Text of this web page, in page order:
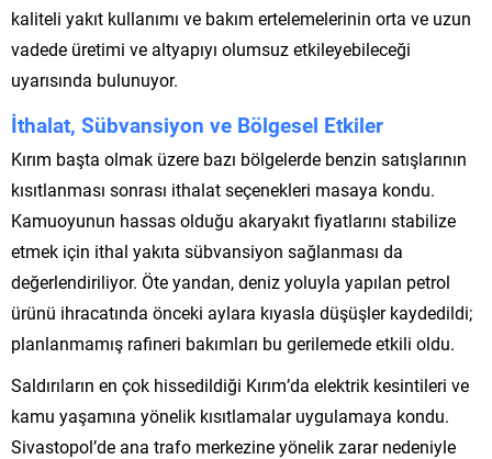
kaliteli yakıt kullanımı ve bakım ertelemelerinin orta ve uzun
vadede üretimi ve altyapıyı olumsuz etkileyebileceği
uyarısında bulunuyor.
İthalat, Sübvansiyon ve Bölgesel Etkiler
Kırım başta olmak üzere bazı bölgelerde benzin satışlarının
kısıtlanması sonrası ithalat seçenekleri masaya kondu.
Kamuoyunun hassas olduğu akaryakıt fiyatlarını stabilize
etmek için ithal yakıta sübvansiyon sağlanması da
değerlendiriliyor. Öte yandan, deniz yoluyla yapılan petrol
ürünü ihracatında önceki aylara kıyasla düşüşler kaydedildi;
planlanmamış rafineri bakımları bu gerilemede etkili oldu.
Saldırıların en çok hissedildiği Kırım’da elektrik kesintileri ve
kamu yaşamına yönelik kısıtlamalar uygulamaya kondu.
Sivastopol’de ana trafo merkezine yönelik zarar nedeniyle